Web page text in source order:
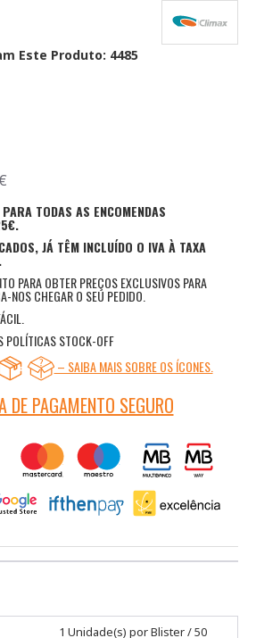
Este Produto: 4485
€
TODAS AS ENCOMENDAS
JÁ TÊM INCLUÍDO O IVA À TAXA
PARA OBTER PREÇOS EXCLUSIVOS PARA
NOS CHEGAR O SEU PEDIDO.
POLÍTICAS STOCK-OFF
– SAIBA MAIS SOBRE OS ÍCONES.
DE PAGAMENTO SEGURO
1 Unidade(s) por Blister / 50